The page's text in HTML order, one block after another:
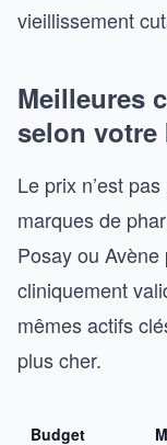
vieillissement
Meilleures
selon votre
Le prix n’est
marques de
Posay ou
cliniquement
mêmes actifs
plus cher.
Budget